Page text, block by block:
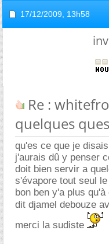
17/12/2009, 13h58
Re :
quelques
qu'es ce que je
j'aurais dû y penser
doit bien servir a
s'évapore tout seul
bon ben y'a plus
dit djamel debouze
merci la sudiste